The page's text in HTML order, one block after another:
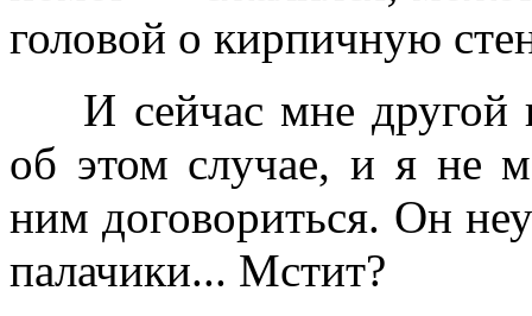
головой о кирпичную
И сейчас мне другой
об этом случае, и я не
ним договориться. Он
палачики... Мстит?